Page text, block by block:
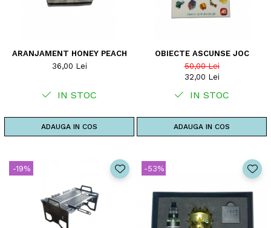
ARANJAMENT HONEY PEACH
36,00 Lei
IN STOC
ADAUGA IN COS
OBIECTE ASCUNSE JOC
50,00 Lei
32,00 Lei
IN STOC
ADAUGA IN COS
-19% -53%